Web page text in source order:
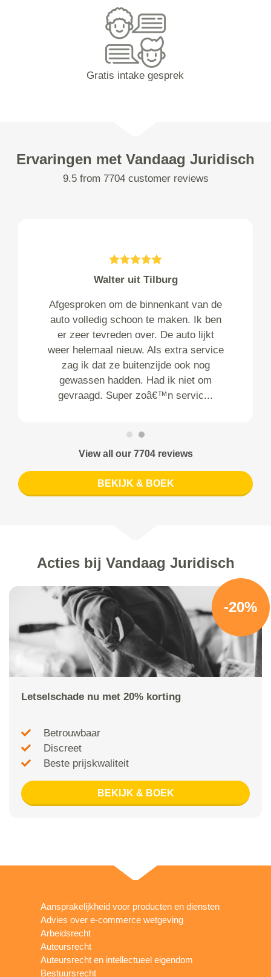
Gratis intake gesprek
Ervaringen met Vandaag Juridisch
9.5 from 7704 customer reviews
Walter uit Tilburg
Afgesproken om de binnenkant van de
auto volledig schoon te maken. Ik ben
er zeer tevreden over. De auto lijkt
weer helemaal nieuw. Als extra service
zag ik dat ze buitenzijde ook nog
gewassen hadden. Had ik niet om
gevraagd. Super zoâ€™n servic...
View all our 7704 reviews
BEKIJK & BOEK
Acties bij Vandaag Juridisch
-20%
Letselschade nu met 20% korting
Betrouwbaar
Discreet
Beste prijskwaliteit
BEKIJK & BOEK
Aansprakelijkheid voor producten en diensten
Advies over e-commerce wetgeving
Arbeidsrecht
Auteursrecht
Auteursrecht en intellectueel eigendom
Bestuursrecht